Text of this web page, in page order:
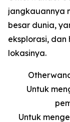
jangkauannya
besar dunia,
eksplorasi,
lokasinya.
Untuk
Untuk